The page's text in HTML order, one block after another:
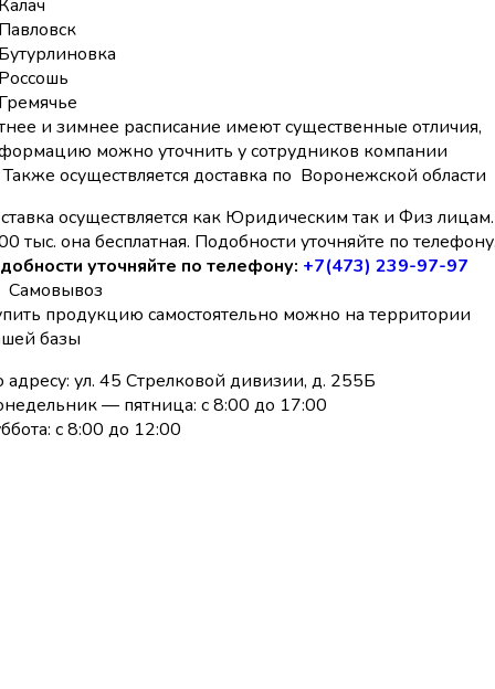
и зимнее расписание имеют существенные отличия,
можно уточнить у сотрудников компании
Также осуществляется доставка по Воронежской области
осуществляется как Юридическим так и Физ
тыс. она бесплатная. Подобности уточняйте по
уточняйте по телефону: +7(473) 239-97-97
Самовывоз
продукцию самостоятельно можно на территории
базы
адресу: ул. 45 Стрелковой дивизии, д. 255Б
— пятница: с 8:00 до 17:00
с 8:00 до 12:00